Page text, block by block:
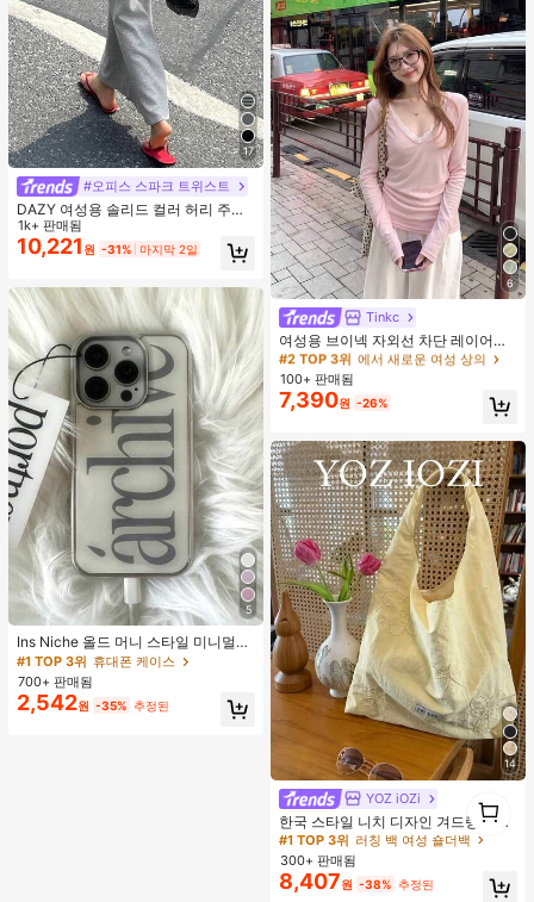
17
#오피스 스파크 트위스트
DAZY 여성용 솔리드 컬러 허리 주름
우아한 인어 스커트 여름
1k+ 판매됨
10,221 원 -31% 마지막 2일
5
Ins Niche 올드 머니 스타일 미니멀리
스트 영국식 전기 도금 실버 엣지 풀
커버리지 휴대폰 케이스, 아이폰 16 프
로 맥스, 애플 17 프로 맥스, 1/3/12/11,
14 프로 호환 (태그 없음)
#1 TOP 3위 휴대폰 케이스
700+ 판매됨
2,542원 -35% 추정된
6
Tinkc
여성용 브이넥 자외선 차단 레이어링
다용도 긴팔 티셔츠 탑, 봄/여름 핑크
#2 TOP 3위 에서 새로운 여성 상의
높은 재방문 고객
#2 TOP 3위 에서 새로운 여성 상의
높은 재방문 고객
#2 TOP 3위 에서 새로운 여성 상의
높은 재방문 고객
#2 TOP 3위 에서 새로운 여성 상의
100+ 판매됨
7,390원 -26%
14
YOZ iOZi
한국 스타일 니치 디자인 겨드랑이 숄
더백, 다용도 패션 부드러운 여름 숄더
토트백 여성용,
#1 TOP 3위 러칭 백 여성 숄더백
거의 매진!
#1 TOP 3위 러칭 백 여성 숄더백
거의 매진!
#1 TOP 3위 러칭 백 여성 숄더백
거의 매진!
#1 TOP 3위 러칭 백 여성 숄더백
300+ 판매됨
8,407원 -38% 추정된